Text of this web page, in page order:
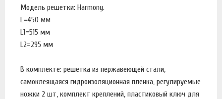
Модель решетки: Harmony.
L=450 мм
L1=515 мм
L2=295 мм
В комплекте: решетка из нержавеющей стали,
самоклеящаяся гидроизоляционная пленка, регулируемые
ножки 2 шт, комплект креплений, пластиковый ключ для